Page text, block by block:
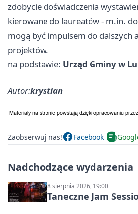
zdobycie doświadczenia
kierowane do laureatów - m.in. do
mogą być impulsem do dalszych
projektów.
na podstawie: Urząd Gminy w
Autor:krystian
Zaobserwuj nas! Facebook
Nadchodzące wydarzenia
8 sierpnia 2026, 19:00
Taneczne Jam